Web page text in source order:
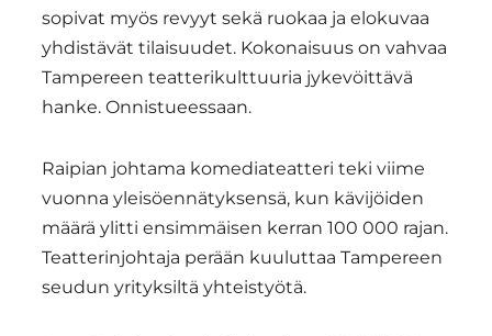
sopivat myös revyyt sekä ruokaa ja elokuvaa
yhdistävät tilaisuudet. Kokonaisuus on vahvaa
Tampereen teatterikulttuuria jykevöittävä
hanke. Onnistueessaan.
Raipian johtama komediateatteri teki viime
vuonna yleisöennätyksensä, kun kävijöiden
määrä ylitti ensimmäisen kerran 100 000 rajan.
Teatterinjohtaja perään kuuluttaa Tampereen
seudun yrityksiltä yhteistyötä.